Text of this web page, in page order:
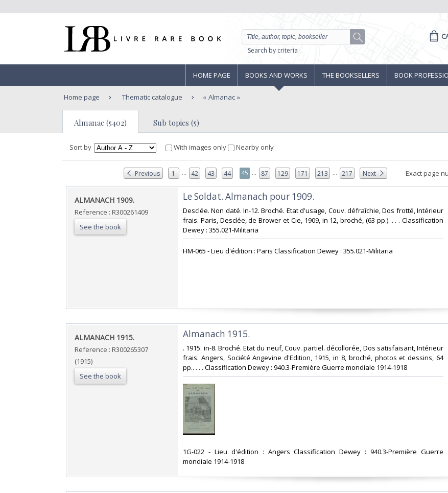
Search by criteria
HOME PAGE BOOKS AND WORKS THE BOOKSELLERS BOOK
Home page Thematic catalogue Almanac
Almanac (5402) Sub topics (5)
Sort by With images only Nearby only
Previous 1 ... 42 43 44 45 ... 87 129 171 213 ... 217 Next Exact page
‎ALMANACH 1909.‎
Reference : R300261409
See the book
‎Le Soldat. Almanach pour 1909.‎
‎Desclée. Non daté. In-12. Broché. Etat d'usage, Couv. défraîchie, Dos frotté, Intérieur
frais. Paris, Desclée, de Brower et Cie, 1909, in 12, broché, (63 pp.). . . . Classification
Dewey : 355.021-Militaria‎
‎HM-065 - Lieu d'édition : Paris Classification Dewey : 355.021-Militaria‎
‎ALMANACH 1915.‎
Reference : R300265307
(1915)
See the book
‎Almanach 1915.‎
‎. 1915. in-8. Broché. Etat du neuf, Couv. partiel. décollorée, Dos satisfaisant, Intérieur
frais. Angers, Société Angevine d'Edition, 1915, in 8, broché, photos et dessins, 64
pp.. . . . Classification Dewey : 940.3-Première Guerre mondiale 1914-1918‎
‎1G-022 - Lieu d'édition : Angers Classification Dewey : 940.3-Première Guerre
mondiale 1914-1918‎